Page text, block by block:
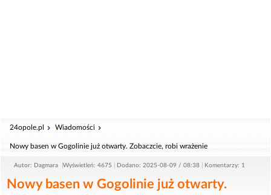
24opole.pl Wiadomości
Nowy basen w Gogolinie już otwarty. Zobaczcie, robi wrażenie
Autor: Dagmara Wyświetleń: 4675 Dodano: 2025-08-09 / 08:38 Komentarzy: 1
Nowy basen w Gogolinie już otwarty.